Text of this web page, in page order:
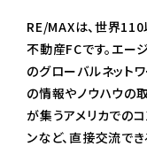
RE/MAXは、世界
不動産FCです。エー
のグローバルネット
の情報やノウハウの
が集うアメリカでの
ンなど、直接交流で